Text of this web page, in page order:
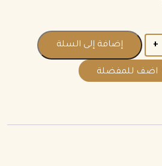
إضافة إلى السلة
اضف للمفضلة